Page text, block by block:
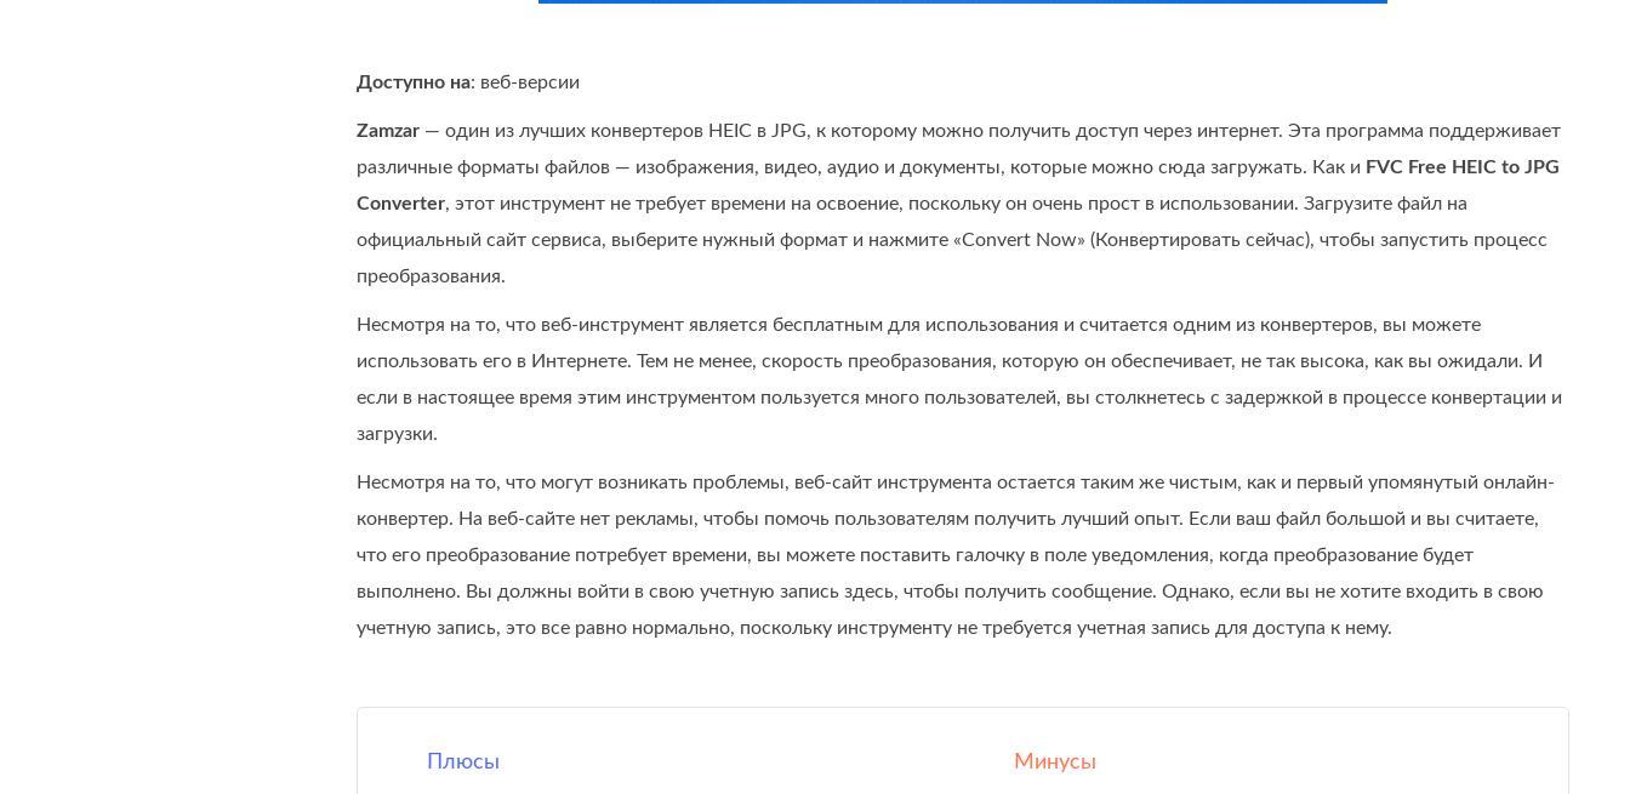
Доступно на: веб‑версии
Zamzar — один из лучших конвертеров HEIC в JPG, к которому можно получить доступ через интернет. Эта программа поддерживает
различные форматы файлов — изображения, видео, аудио и документы, которые можно сюда загружать. Как и FVC Free HEIC to JPG
Converter, этот инструмент не требует времени на освоение, поскольку он очень прост в использовании. Загрузите файл на
официальный сайт сервиса, выберите нужный формат и нажмите «Convert Now» (Конвертировать сейчас), чтобы запустить процесс
преобразования.
Несмотря на то, что веб-инструмент является бесплатным для использования и считается одним из конвертеров, вы можете
использовать его в Интернете. Тем не менее, скорость преобразования, которую он обеспечивает, не так высока, как вы ожидали. И
если в настоящее время этим инструментом пользуется много пользователей, вы столкнетесь с задержкой в процессе конвертации и
загрузки.
Несмотря на то, что могут возникать проблемы, веб-сайт инструмента остается таким же чистым, как и первый упомянутый онлайн-
конвертер. На веб-сайте нет рекламы, чтобы помочь пользователям получить лучший опыт. Если ваш файл большой и вы считаете,
что его преобразование потребует времени, вы можете поставить галочку в поле уведомления, когда преобразование будет
выполнено. Вы должны войти в свою учетную запись здесь, чтобы получить сообщение. Однако, если вы не хотите входить в свою
учетную запись, это все равно нормально, поскольку инструменту не требуется учетная запись для доступа к нему.
Плюсы Минусы